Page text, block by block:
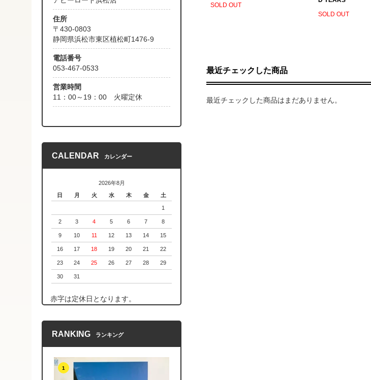
SOLD OUT
SOLD OUT
最近チェックした商品
最近チェックした商品はまだありません。
住所
〒430-0803
静岡県浜松市東区植松町1476-9
電話番号
053-467-0533
営業時間
11：00～19：00 火曜定休
CALENDAR カレンダー
2026年8月
日
月 火 水 木 金 土
1
2 3 4 5 6 7 8
9 10 11 12 13 14 15
16 17 18 19 20 21 22
23 24 25 26 27 28 29
30 31
赤字は定休日となります。
RANKING ランキング
1